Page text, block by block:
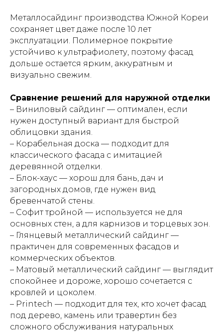
Металлосайдинг производства Южной Кореи
сохраняет цвет даже после 10 лет
эксплуатации. Полимерное покрытие
устойчиво к ультрафиолету, поэтому фасад
дольше остается ярким, аккуратным и
визуально свежим.
Сравнение решений для наружной отделки
– Виниловый сайдинг — оптимален, если
нужен доступный вариант для быстрой
облицовки здания.
– Корабельная доска — подходит для
классического фасада с имитацией
деревянной отделки.
– Блок-хаус — хорош для бань, дач и
загородных домов, где нужен вид
бревенчатой стены.
– Софит тройной — используется не для
основных стен, а для карнизов и торцевых зон.
– Глянцевый металлический сайдинг —
практичен для современных фасадов и
коммерческих объектов.
– Матовый металлический сайдинг — выглядит
спокойнее и дороже, хорошо сочетается с
кровлей и цоколем.
– Printech — подходит для тех, кто хочет фасад
под дерево, камень или травертин без
сложного обслуживания натуральных